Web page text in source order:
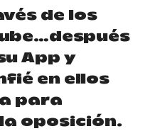
de los
App y
en ellos
para
oposición.